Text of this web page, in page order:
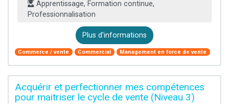
Apprentissage, Formation continue,
Professionnalisation
Plus d'informations
Commerce / vente Commercial Management en force de vente
Acquérir et perfectionner mes compétences
pour maitriser le cycle de vente (Niveau 3)